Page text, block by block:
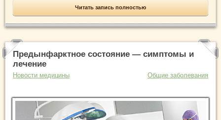
Читать запись полностью
Предынфарктное состояние — симптомы и
лечение
Новости медицины Общие заболевания